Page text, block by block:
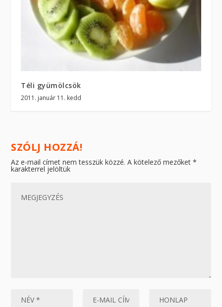
Téli gyümölcsök
2011. január 11. kedd
SZÓLJ HOZZÁ!
Az e-mail címet nem tesszük közzé. A kötelező mezőket*
karakterrel jelöltük